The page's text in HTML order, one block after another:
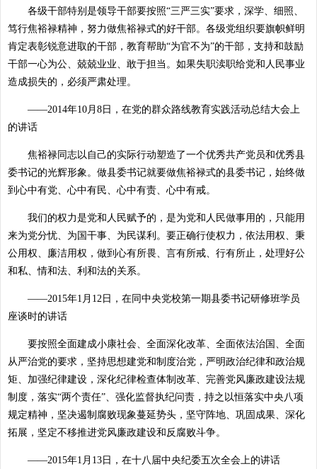
各级干部特别是领导干部要按照“三严三实”要求，深学、细照、
笃行焦裕禄精神，努力做焦裕禄式的好干部。各级党组织要旗帜鲜明
肯定表彰锐意进取的干部，教育帮助“为官不为”的干部，支持和鼓励
干部一心为公、兢兢业业、敢于担当。如果失职渎职给党和人民事业
造成损失的，必须严肃处理。
——2014年10月8日，在党的群众路线教育实践活动总结大会上
的讲话
焦裕禄同志以自己的实际行动塑造了一个优秀共产党员和优秀县
委书记的光辉形象。做县委书记就要做焦裕禄式的县委书记，始终做
到心中有党、心中有民、心中有责、心中有戒。
我们的权力是党和人民赋予的，是为党和人民做事用的，只能用
来为党分忧、为国干事、为民谋利。要正确行使权力，依法用权、秉
公用权、廉洁用权，做到心有所畏、言有所戒、行有所止，处理好公
和私、情和法、利和法的关系。
——2015年1月12日，在同中央党校第一期县委书记研修班学员
座谈时的讲话
要按照全面建成小康社会、全面深化改革、全面依法治国、全面
从严治党的要求，坚持思想建党和制度治党，严明政治纪律和政治规
矩、加强纪律建设，深化纪律检查体制改革、完善党风廉政建设法规
制度，落实“两个责任”、强化监督执纪问责，持之以恒落实中央八项
规定精神，坚决遏制腐败现象蔓延势头，坚守阵地、巩固成果、深化
拓展，坚定不移推进党风廉政建设和反腐败斗争。
——2015年1月13日，在十八届中央纪委五次全会上的讲话